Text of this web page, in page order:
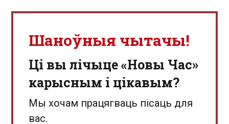
Шаноўныя чытачы!
Ці вы лічыце «Новы Час»
карысным і цікавым?
Мы хочам працягваць пісаць для
вас.